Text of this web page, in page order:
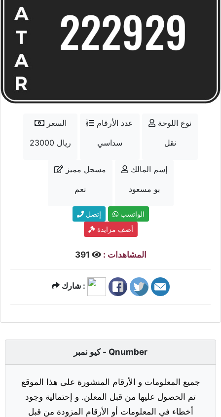
السعر
23000 ريال
عدد الأرقام
سداسي
نوع اللوحة
نقل
مسجل مميز
نعم
إسم المالك
بو مسعود
إتصل
الواتسب
أضف مزايدة
المشاهدات :
شارك :
كيو نمبر - Qnumber
جميع المعلومات و الأرقام المنشورة على هذا الموقع
تم الحصول عليها من قبل المعلن. و إحتمالية وجود
أخطاء في المعلومات أو الأرقام المزودة من قبل